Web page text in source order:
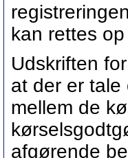
kan rettes
Udskriften
at der er tale
mellem de
afgørende